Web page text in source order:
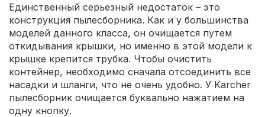
Единственный серьезный недостаток – это
конструкция пылесборника. Как и у большинства
моделей данного класса, он очищается путем
откидывания крышки, но именно в этой модели к
крышке крепится трубка. Чтобы очистить
контейнер, необходимо сначала отсоединить все
насадки и шланги, что не очень удобно. У Karcher
пылесборник очищается буквально нажатием на
одну кнопку.